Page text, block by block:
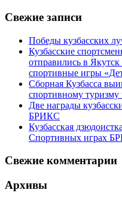
Свежие записи
Победы кузбасских
Кузбасские
отправились в
спортивные игры
Сборная Кузбасса
спортивному
Две награды
БРИКС
Кузбасская
Спортивных играх
Свежие комментарии
Архивы